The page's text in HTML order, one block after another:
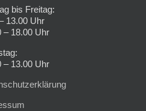
bis Freitag:
13.00 Uhr
– 18.00 Uhr
– 13.00 Uhr